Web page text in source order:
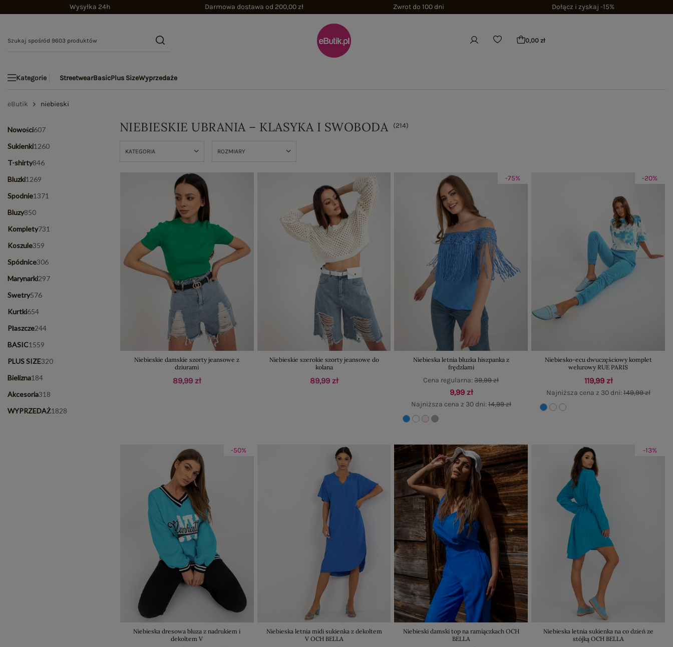
Wysyłka 24h Darmowa dostawa od 200,00 zł Zwrot do 100 dni Dołącz i zyskaj -15%
0,00 zł
Kategorie StreetwearBasicPlus SizeWyprzedaże
eButik niebieski
Nowości607
Sukienki1260
T-shirty846
Bluzki1269
Spodnie1371
Bluzy850
Komplety731
Koszule359
Spódnice306
Marynarki297
Swetry576
Kurtki654
Płaszcze244
BASIC1559
PLUS SIZE320
Bielizna184
Akcesoria318
WYPRZEDAŻ1828
NIEBIESKIE UBRANIA – KLASYKA I SWOBODA (214)
KATEGORIA ROZMIARY
Niebieskie damskie szorty jeansowe z
dziurami
89,99 zł
Niebieskie szerokie szorty jeansowe do
kolana
89,99 zł
-75%
Niebieska letnia bluzka hiszpanka z
frędzlami
9,99 zł
Najniższa cena z 30 dni:14,99 zł
Cena regularna:39,99 zł
-20%
Niebiesko-ecu dwuczęściowy komplet
welurowy RUE PARIS
119,99 zł
Najniższa cena z 30 dni:149,99 zł
-50%
Niebieska dresowa bluza z nadrukiem i
dekoltem V
Niebieska letnia midi sukienka z dekoltem
V OCH BELLA
Niebieski damski top na ramiączkach OCH
BELLA
-13%
Niebieska letnia sukienka na co dzień ze
stójką OCH BELLA